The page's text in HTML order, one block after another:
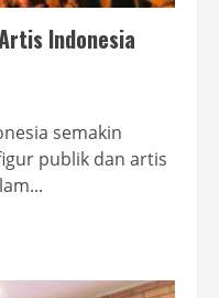
Indonesia
semakin
publik dan artis